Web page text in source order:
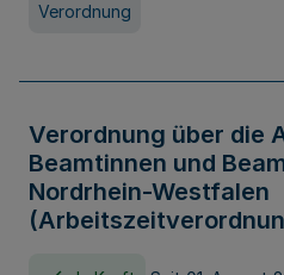
Verordnung
Verordnung über die
Beamtinnen und
Nordrhein-Westfalen